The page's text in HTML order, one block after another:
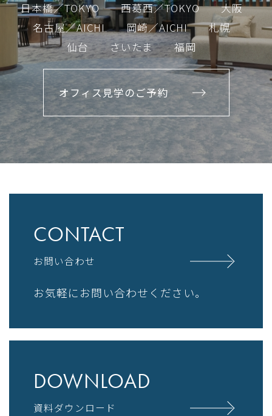
日本橋／TOKYO 西葛西／TOKYO
大阪
名古屋／AICHI
岡崎／AICHI
札幌
仙台
さいたま 福岡
オフィス見学のご予約
CONTACT
お問い合わせ
お気軽にお問い合わせください。
DOWNLOAD
資料ダウンロード